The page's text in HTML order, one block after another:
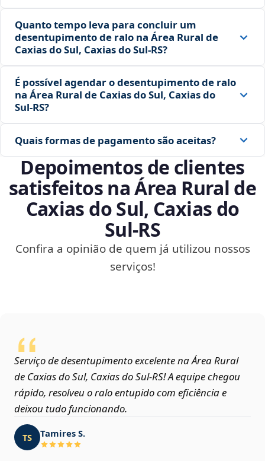
Quanto tempo leva para concluir um
desentupimento de ralo na Área Rural de
Caxias do Sul, Caxias do Sul‑RS?
É possível agendar o desentupimento de ralo
na Área Rural de Caxias do Sul, Caxias do
Sul‑RS?
Quais formas de pagamento são aceitas?
Depoimentos de clientes
satisfeitos na Área Rural de
Caxias do Sul, Caxias do
Sul‑RS
Confira a opinião de quem já utilizou nossos
serviços!
Serviço de desentupimento excelente na Área Rural
de Caxias do Sul, Caxias do Sul‑RS! A equipe chegou
rápido, resolveu o ralo entupido com eficiência e
deixou tudo funcionando.
TS Tamires S.